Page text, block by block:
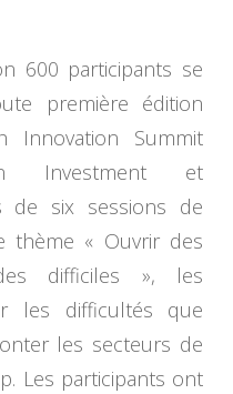
600 participants se
première édition
Innovation Summit
Investment et
de six sessions de
thème « Ouvrir des
difficiles », les
les difficultés que
les secteurs de
Les participants ont